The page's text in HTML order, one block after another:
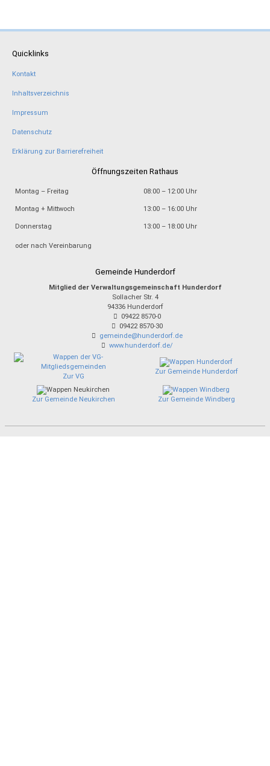
Quicklinks
Kontakt
Inhaltsverzeichnis
Impressum
Datenschutz
Erklärung zur Barrierefreiheit
Öffnungszeiten Rathaus
Montag – Freitag 08:00 – 12:00 Uhr
Montag + Mittwoch 13:00 – 16:00 Uhr
Donnerstag 13:00 – 18:00 Uhr
oder nach Vereinbarung
Gemeinde Hunderdorf
Mitglied der Verwaltungsgemeinschaft Hunderdorf
Sollacher Str. 4
94336 Hunderdorf
09422 8570-0
09422 8570-30
gemeinde@hunderdorf.de
www.hunderdorf.de/
Zur VG
Zur Gemeinde Hunderdorf
Zur Gemeinde Neukirchen Zur Gemeinde Windberg